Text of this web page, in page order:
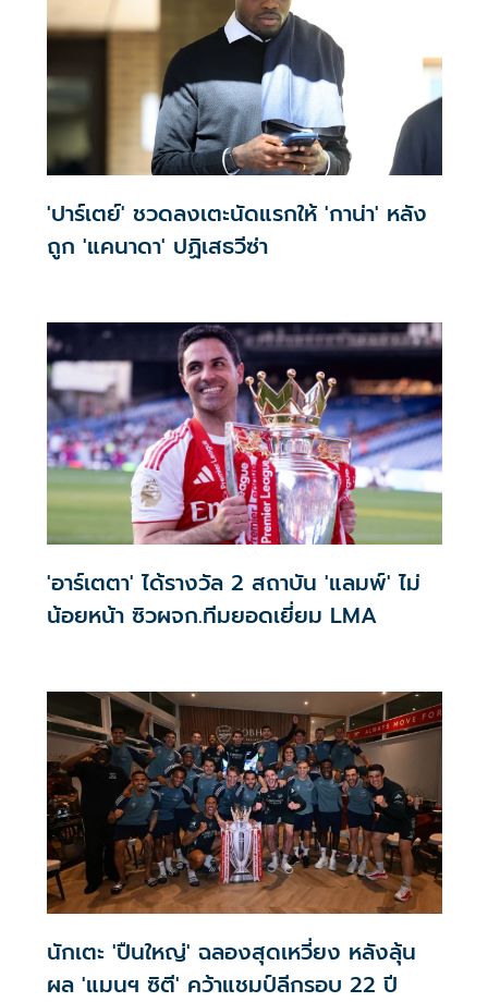
'ปาร์เตย์' ชวดลงเตะนัดแรกให้ 'กาน่า' หลัง
ถูก 'แคนาดา' ปฏิเสธวีซ่า
'อาร์เตตา' ได้รางวัล 2 สถาบัน 'แลมพ์' ไม่
น้อยหน้า ซิวผจก.ทีมยอดเยี่ยม LMA
นักเตะ 'ปืนใหญ่' ฉลองสุดเหวี่ยง หลังลุ้น
ผล 'แมนฯ ซิตี' คว้าแชมป์ลีกรอบ 22 ปี